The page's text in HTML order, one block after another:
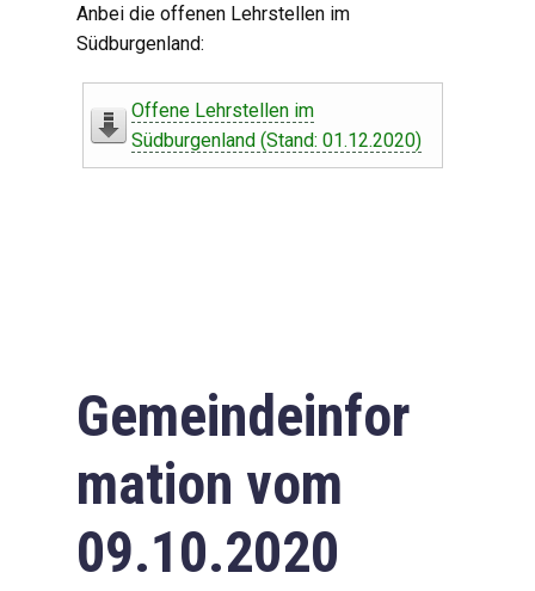
Anbei die offenen Lehrstellen im
Südburgenland:
Offene Lehrstellen im
Südburgenland (Stand: 01.12.2020)
Gemeindeinfor
mation vom
09.10.2020